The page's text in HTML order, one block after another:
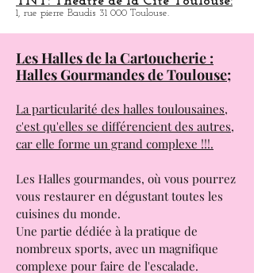
àBlagnac dans la banlieu de Toulouse.
TNT: Théâtre de la Cité Toulouse:
Les Halles de la Cartoucherie :
Halles Gourmandes de Toulouse;
La particularité des halles toulousaines,
c'est qu'elles se différencient des autres,
car elle forme un grand complexe !!!.
Les Halles gourmandes, où vous pourrez